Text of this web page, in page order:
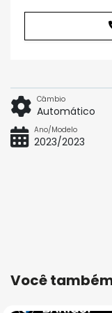
Câmbio
Automático
Ano/Modelo
2023/2023
Você